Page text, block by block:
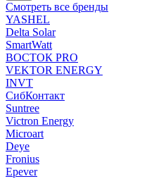
Смотреть все бренды
YASHEL
Delta Solar
SmartWatt
ВОСТОК PRO
VEKTOR ENERGY
INVT
СибКонтакт
Suntree
Victron Energy
Microart
Deye
Fronius
Epever